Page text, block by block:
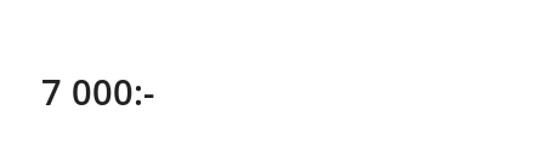
7 000:-